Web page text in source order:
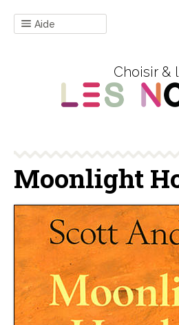
Aide
Choisir &
Moonlight